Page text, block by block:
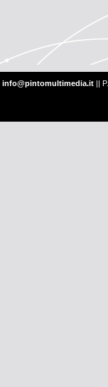
info@pintomultimedia.it ||